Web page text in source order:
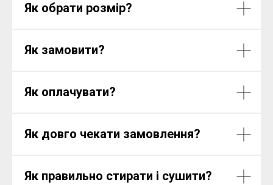
Як обрати розмір?
Як замовити?
Як оплачувати?
Як довго чекати замовлення?
Як правильно стирати і сушити?